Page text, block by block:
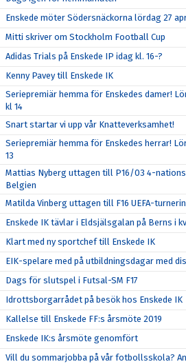
Enskede möter Södersnäckorna lördag 27
Mitti skriver om Stockholm Football Cup
Adidas Trials på Enskede IP idag kl. 16-?
Kenny Pavey till Enskede IK
Seriepremiär hemma för Enskedes damer!
kl 14
Snart startar vi upp vår Knatteverksamhet!
Seriepremiär hemma för Enskedes herrar!
13
Mattias Nyberg uttagen till P16/03 4-
Belgien
Matilda Vinberg uttagen till F16 UEFA-
Enskede IK tävlar i Eldsjälsgalan på Berns i
Klart med ny sportchef till Enskede IK
EIK-spelare med på utbildningsdagar med
Dags för slutspel i Futsal-SM F17
Idrottsborgarrådet på besök hos Enskede IK
Kallelse till Enskede FF:s årsmöte 2019
Enskede IK:s årsmöte genomfört
Vill du sommarjobba på vår fotbollsskola?